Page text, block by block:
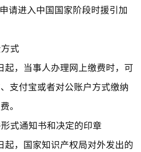
进入中国国家阶段时援引加
式
，当事人办理网上缴费时，可
支付宝或者对公账户方式缴纳
。
通知书和决定的印章
，国家知识产权局对外发出的